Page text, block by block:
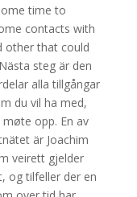
time to
contacts with
other that could
steg är den
alla tillgångar
du vil ha med,
opp. En av
är Joachim
veirett gjelder
og tilfeller der en